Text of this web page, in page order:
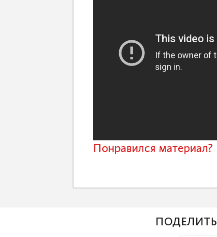
Понравился